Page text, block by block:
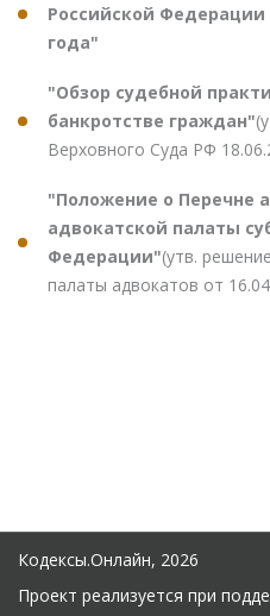
Российской Федерации
года"
"Обзор судебной
банкротстве граждан"
Верховного Суда РФ
"Положение о Перечне
адвокатской палаты
Федерации"(утв.
палаты адвокатов от
Кодексы.Онлайн, 2026
Проект реализуется при